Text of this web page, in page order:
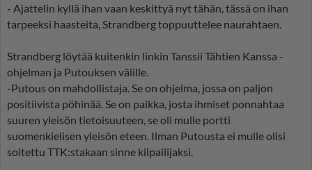
- Ajattelin kyllä ihan vaan keskittyä nyt tähän, tässä on ihan
tarpeeksi haasteita, Strandberg toppuuttelee naurahtaen.
Strandberg löytää kuitenkin linkin Tanssii Tähtien Kanssa -
ohjelman ja Putouksen välille.
-Putous on mahdollistaja. Se on ohjelma, jossa on paljon
positiivista pöhinää. Se on paikka, josta ihmiset ponnahtaa
suuren yleisön tietoisuuteen, se oli mulle portti
suomenkielisen yleisön eteen. Ilman Putousta ei mulle olisi
soitettu TTK:stakaan sinne kilpailijaksi.